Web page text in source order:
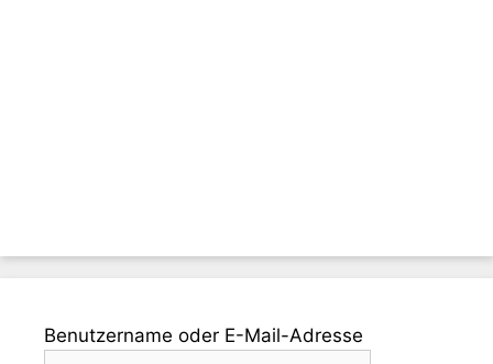
Benutzername oder E-Mail-Adresse